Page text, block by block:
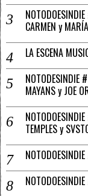
CARMEN y
LA ESCENA
NOTODESINDIE
MAYANS y JOE
TEMPLES y